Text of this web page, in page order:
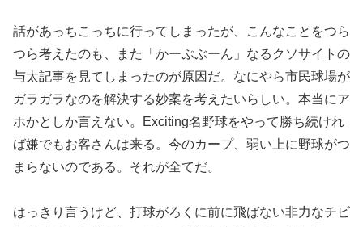
話があっちこっちに行ってしまったが、こんなことをつら
つら考えたのも、また「かーぷぶーん」なるクソサイトの
与太記事を見てしまったのが原因だ。なにやら市民球場が
ガラガラなのを解決する妙案を考えたいらしい。本当にア
ホかとしか言えない。Exciting名野球をやって勝ち続けれ
ば嫌でもお客さんは来る。今のカープ、弱い上に野球がつ
まらないのである。それが全てだ。
はっきり言うけど、打球がろくに前に飛ばない非力なチビ